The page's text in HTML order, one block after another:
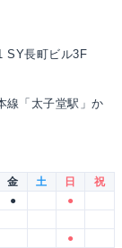
SY長町ビル3F
線「太子堂駅」か
金 土 日
祝
●
●
●